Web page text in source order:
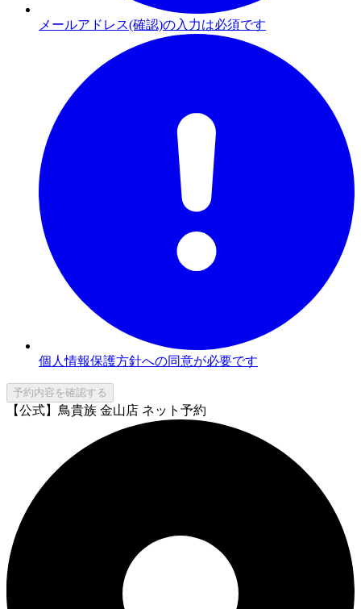
メールアドレス(確認)の入力は必須です
個人情報保護方針への同意が必要です
予約内容を確認する
【公式】鳥貴族 金山店 ネット予約